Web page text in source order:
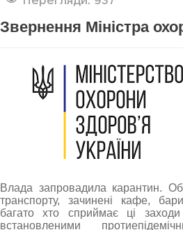
Звернення Міністра
Влада запровадила карантин.
транспорту, зачинені кафе,
багато хто сприймає ці
встановленими